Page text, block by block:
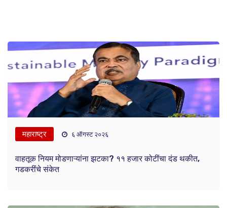
महाराष्ट्र ६ ऑगस्ट २०२६
वाहतूक नियम मोडणाऱ्यांना झटका? ११ हजार कोटींचा दंड थकीत,
गडकरींचे संकेत